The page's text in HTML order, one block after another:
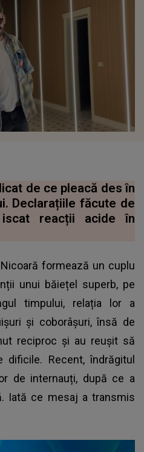
de ce pleacă des în
Declarațiile făcute de
reacții acide în
formează un cuplu
unui băiețel superb, pe
timpului, relația lor a
și coborâșuri, însă de
reciproc și au reușit să
dificile. Recent, îndrăgitul
de internauți, după ce a
Iată ce mesaj a transmis